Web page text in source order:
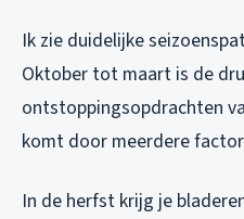
Ik zie duidelijke
Oktober tot maart is de
ontstoppingsopdrachten
komt door meerdere
In de herfst krijg je